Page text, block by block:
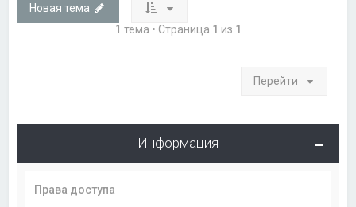
Новая тема
1 тема • Страница 1 из 1
Перейти
Информация
Права доступа